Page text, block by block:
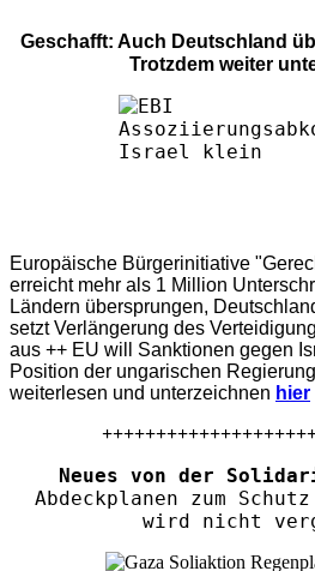
Geschafft: Auch Deutschland
Trotzdem weiter
Europäische Bürgerinitiative
erreicht mehr als 1 Million
Ländern übersprungen,
setzt Verlängerung des
aus ++ EU will Sanktionen gegen
Position der ungarischen
weiterlesen und unterzeichnen hier
Neues von der
Abdeckplanen zum
wird nicht